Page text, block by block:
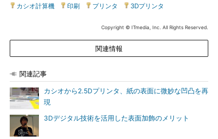
カシオ計算機 印刷 プリンタ 3Dプリンタ
Copyright © ITmedia, Inc. All Rights Reserved.
関連情報
関連記事
カシオから2.5Dプリンタ、紙の表面に微妙な凹凸を再
現
3Dデジタル技術を活用した表面加飾のメリット